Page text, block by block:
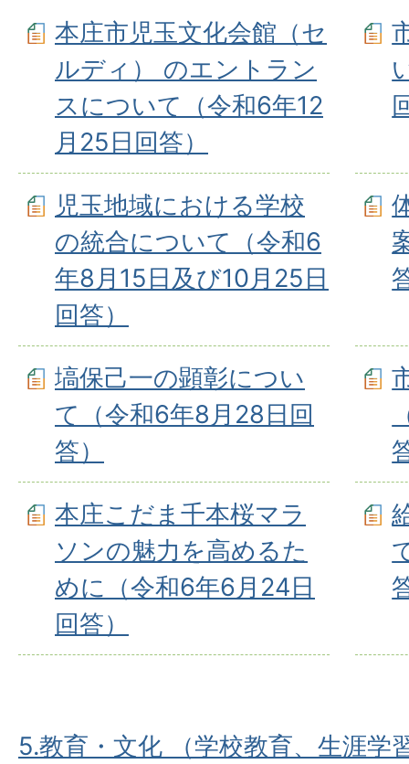
本庄市児玉文化会館（セ
ルディ） のエントラン
スについて（令和6年12
⽉25⽇回答）
児玉地域における学校
の統合について（令和6
年8月15日及び10⽉25⽇
回答）
塙保己一の顕彰につい
て（令和6年8⽉28⽇回
答）
本庄こだま千本桜マラ
ソンの魅力を高めるた
めに（令和6年6⽉24⽇
回答）
5.教育・文化 （学校教育、生涯学